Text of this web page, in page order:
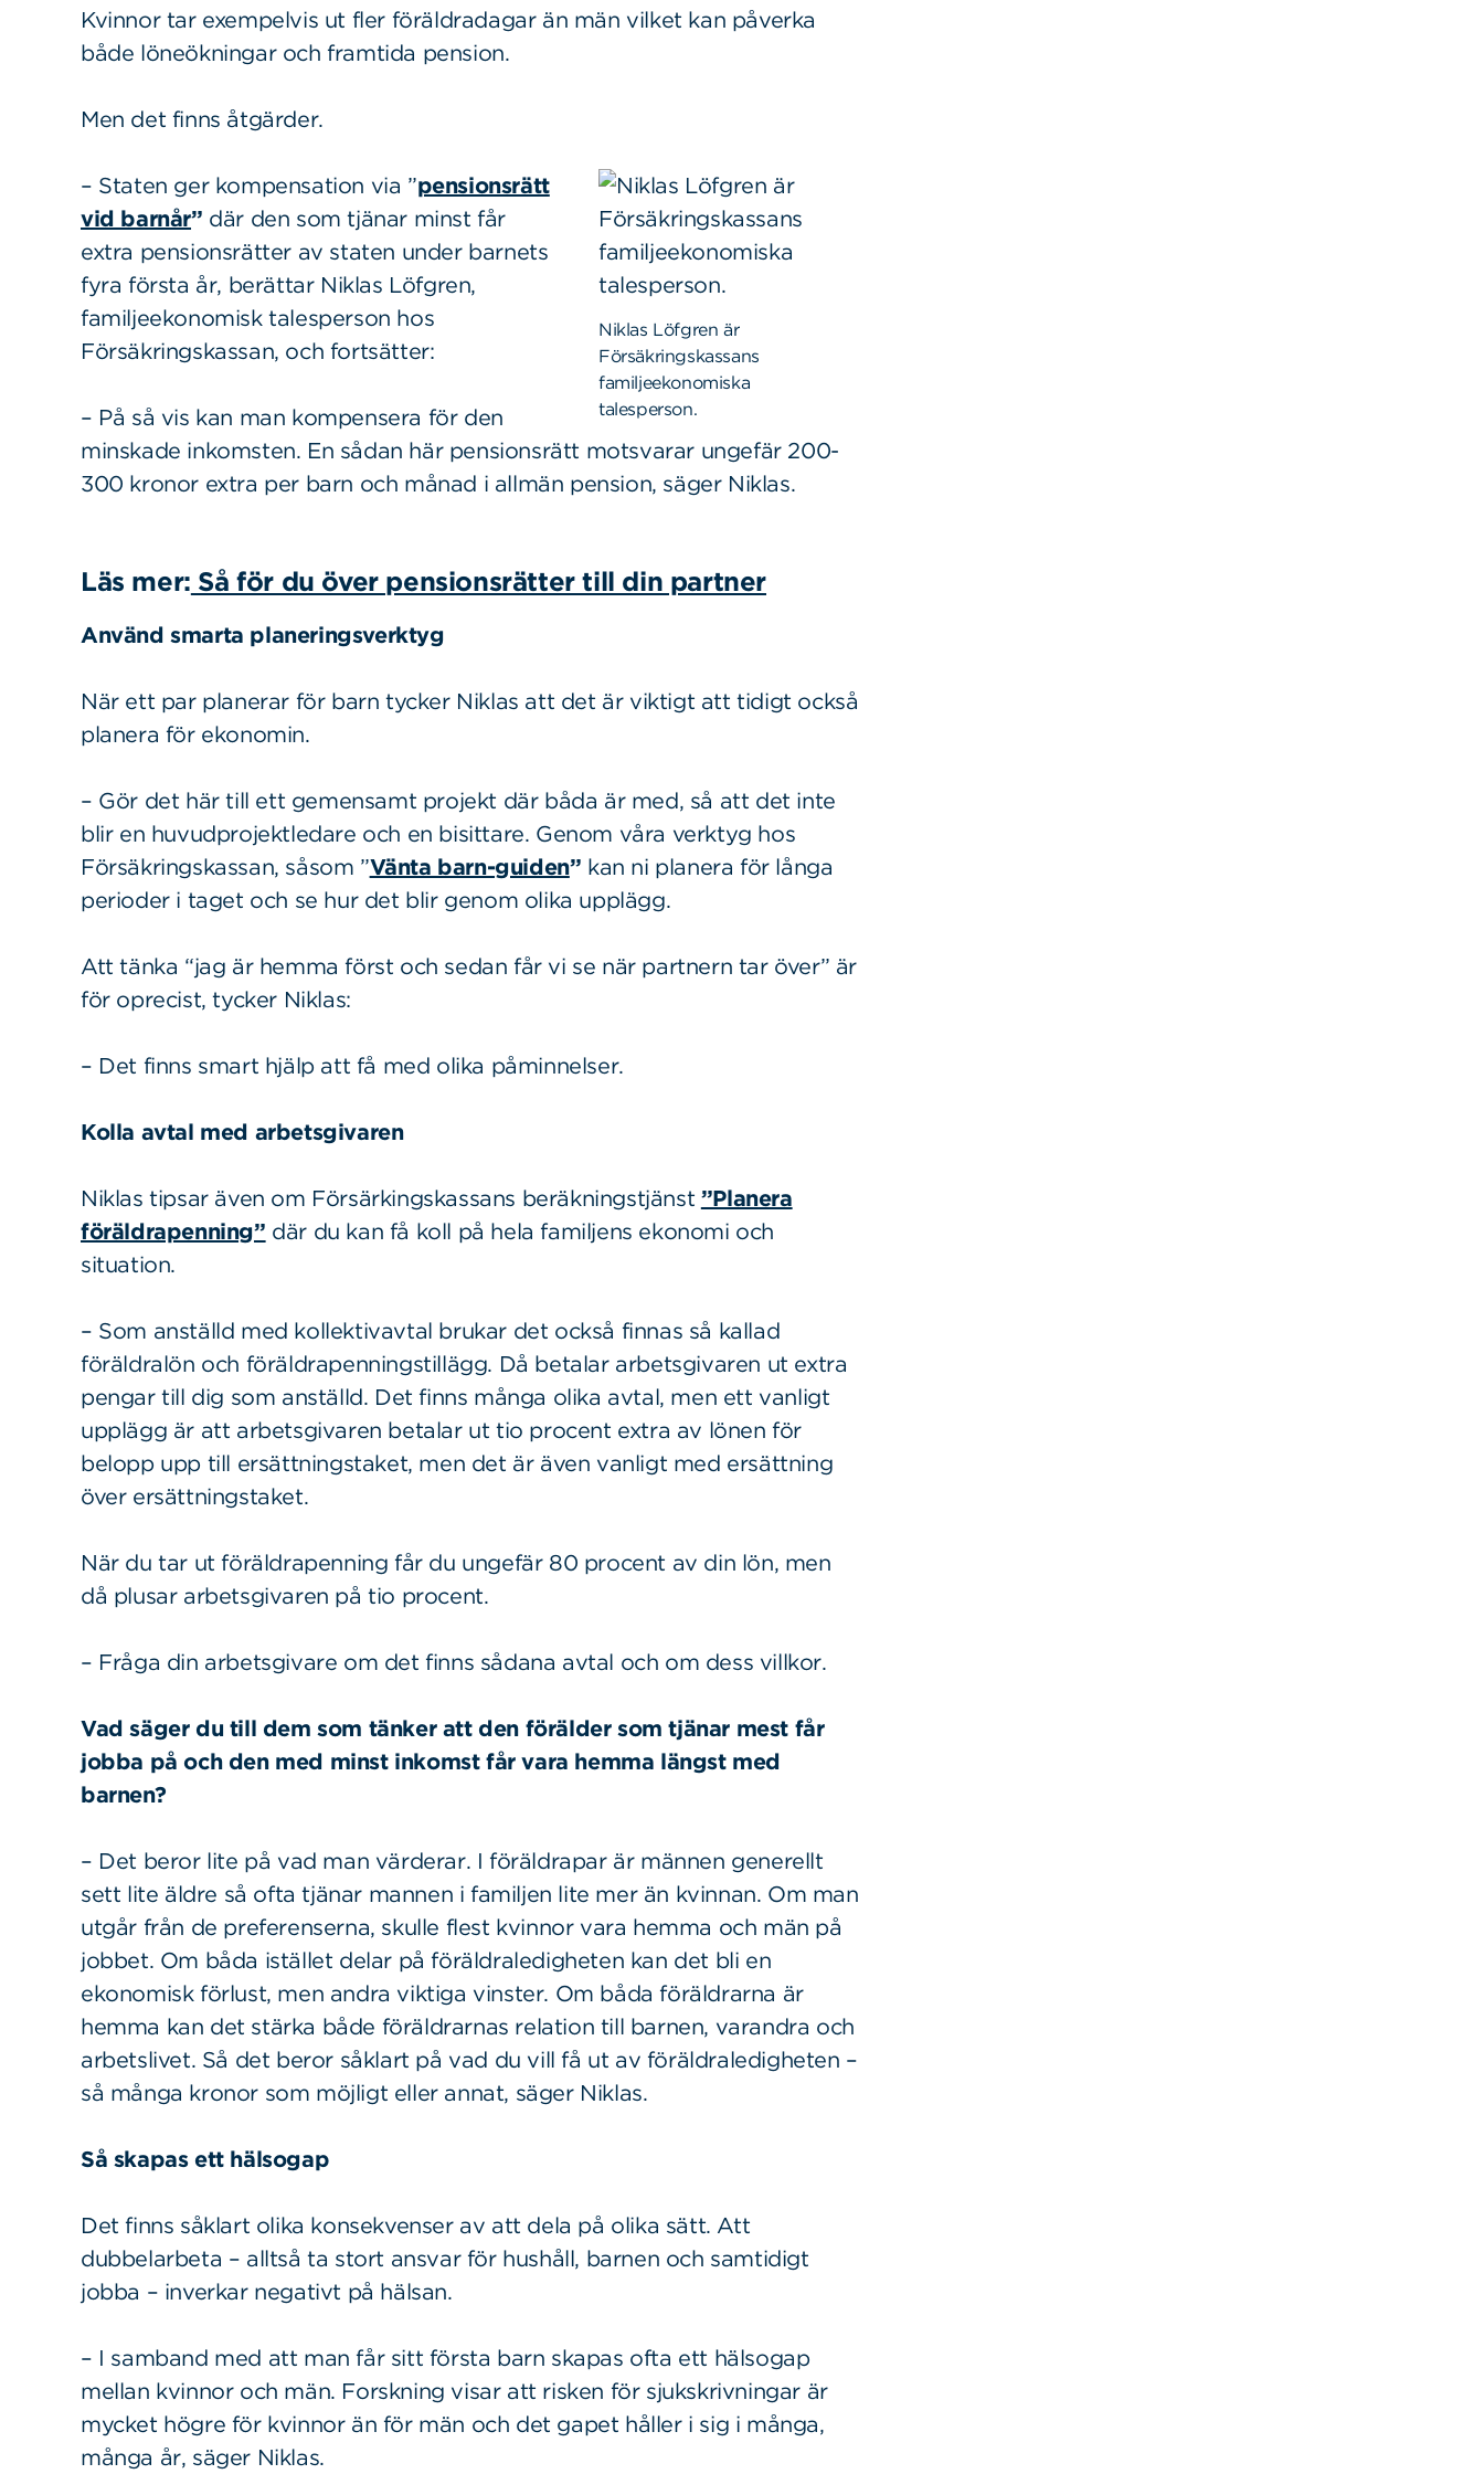
Kvinnor tar exempelvis ut fler föräldradagar än män vilket kan påverka
både löneökningar och framtida pension.
Men det finns åtgärder.
Niklas Löfgren är
Försäkringskassans
familje­ekonomiska
talesperson.
– Staten ger kompensation via ”pensionsrätt
vid barnår” där den som tjänar minst får
extra pensionsrätter av staten under barnets
fyra första år, berättar Niklas Löfgren,
familjeekonomisk talesperson hos
Försäkringskassan, och fortsätter:
– På så vis kan man kompensera för den
minskade inkomsten. En sådan här pensionsrätt motsvarar ungefär 200-
300 kronor extra per barn och månad i allmän pension, säger Niklas.
Läs mer: Så för du över pensionsrätter till din partner
Använd smarta planeringsverktyg
När ett par planerar för barn tycker Niklas att det är viktigt att tidigt också
planera för ekonomin.
– Gör det här till ett gemensamt projekt där båda är med, så att det inte
blir en huvudprojektledare och en bisittare. Genom våra verktyg hos
Försäkringskassan, såsom ”Vänta barn-guiden” kan ni planera för långa
perioder i taget och se hur det blir genom olika upplägg.
Att tänka “jag är hemma först och sedan får vi se när partnern tar över” är
för oprecist, tycker Niklas:
– Det finns smart hjälp att få med olika påminnelser.
Kolla avtal med arbetsgivaren
Niklas tipsar även om Försärkingskassans beräkningstjänst ”Planera
föräldrapenning” där du kan få koll på hela familjens ekonomi och
situation.
– Som anställd med kollektivavtal brukar det också finnas så kallad
föräldralön och föräldrapenningstillägg. Då betalar arbetsgivaren ut extra
pengar till dig som anställd. Det finns många olika avtal, men ett vanligt
upplägg är att arbetsgivaren betalar ut tio procent extra av lönen för
belopp upp till ersättningstaket, men det är även vanligt med ersättning
över ersättningstaket.
När du tar ut föräldrapenning får du ungefär 80 procent av din lön, men
då plusar arbetsgivaren på tio procent.
– Fråga din arbetsgivare om det finns sådana avtal och om dess villkor.
Vad säger du till dem som tänker att den förälder som tjänar mest får
jobba på och den med minst inkomst får vara hemma längst med
barnen?
– Det beror lite på vad man värderar. I föräldrapar är männen generellt
sett lite äldre så ofta tjänar mannen i familjen lite mer än kvinnan. Om man
utgår från de preferenserna, skulle flest kvinnor vara hemma och män på
jobbet. Om båda istället delar på föräldraledigheten kan det bli en
ekonomisk förlust, men andra viktiga vinster. Om båda föräldrarna är
hemma kan det stärka både föräldrarnas relation till barnen, varandra och
arbetslivet. Så det beror såklart på vad du vill få ut av föräldraledigheten –
så många kronor som möjligt eller annat, säger Niklas.
Så skapas ett hälsogap
Det finns såklart olika konsekvenser av att dela på olika sätt. Att
dubbelarbeta – alltså ta stort ansvar för hushåll, barnen och samtidigt
jobba – inverkar negativt på hälsan.
– I samband med att man får sitt första barn skapas ofta ett hälsogap
mellan kvinnor och män. Forskning visar att risken för sjukskrivningar är
mycket högre för kvinnor än för män och det gapet håller i sig i många,
många år, säger Niklas.
Sök på sidan:Sök
efter: